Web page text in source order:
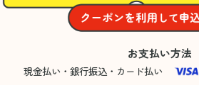
お支払い方法
現金払い・銀行振込・カード払い